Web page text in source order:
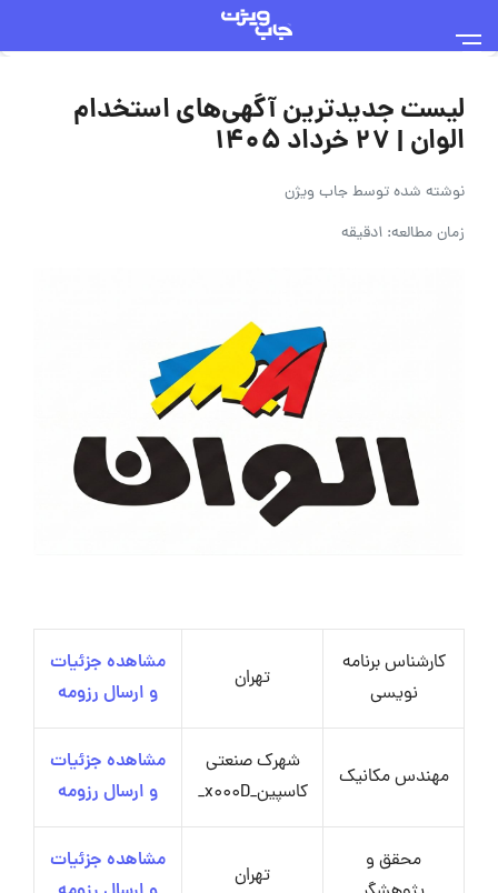
لیست جدیدترین آگهی‌های استخدام
الوان | ۲۷ خرداد ۱۴۰۵
نوشته شده توسطجاب ویژن
زمان مطالعه: 1دقیقه
کارشناس برنامه
نویسی
تهران
مشاهده جزئیات
و ارسال رزومه
مهندس مکانیک
شهرک صنعتی
کاسپین_x000D_
مشاهده جزئیات
و ارسال رزومه
محقق و
تهران
مشاهده جزئیات